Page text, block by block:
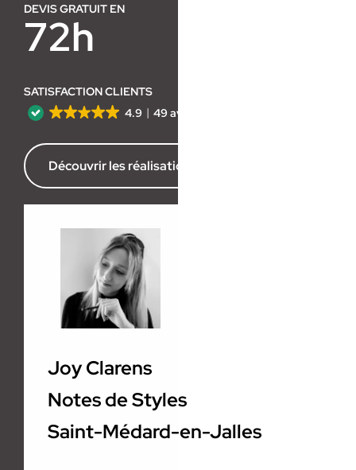
DEVIS GRATUIT EN
72h
SATISFACTION CLIENTS
4.9
49 avis
Découvrir les réalisations de l’agence
Joy Clarens
Notes de Styles
Saint-Médard-en-Jalles